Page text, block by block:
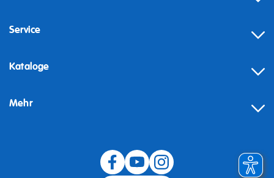
Service
Kataloge
Mehr